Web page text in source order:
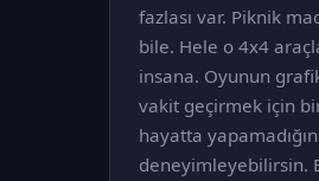
fazlası var. Piknik
bile. Hele o 4x4
insana. Oyunun
vakit geçirmek için
hayatta
deneyimleyebilirsin.